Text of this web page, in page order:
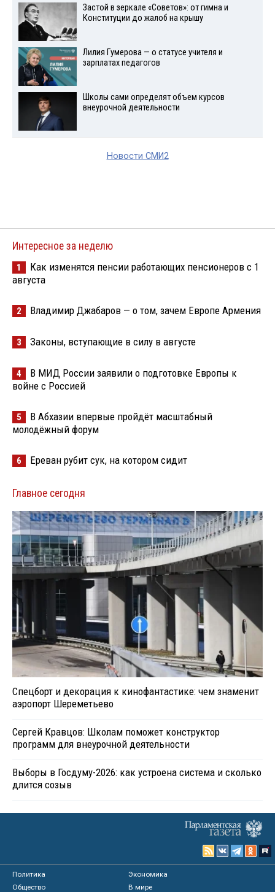
Застой в зеркале «Советов»: от гимна и
Конституции до жалоб на крышу
Лилия Гумерова — о статусе учителя и
зарплатах педагогов
Школы сами определят объем курсов
внеурочной деятельности
Новости СМИ2
Интересное за неделю
1
Как изменятся пенсии работающих пенсионеров с 1
августа
2 Владимир Джабаров — о том, зачем Европе Армения
3 Законы, вступающие в силу в августе
4
В МИД России заявили о подготовке Европы к
войне с Россией
5
В Абхазии впервые пройдёт масштабный
молодёжный форум
6 Ереван рубит сук, на котором сидит
Главное сегодня
Спецборт и декорация к кинофантастике: чем знаменит
аэропорт Шереметьево
Сергей Кравцов: Школам поможет конструктор
программ для внеурочной деятельности
Выборы в Госдуму-2026: как устроена система и сколько
длится созыв
Политика
Экономика
Общество
В мире